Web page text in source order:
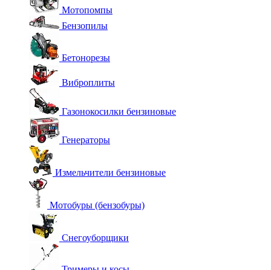
Мотопомпы
Бензопилы
Бетонорезы
Виброплиты
Газонокосилки бензиновые
Генераторы
Измельчители бензиновые
Мотобуры (бензобуры)
Снегоуборщики